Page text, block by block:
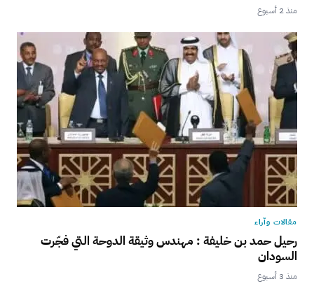
منذ 2 أسبوع
مقالات وآراء
رحيل حمد بن خليفة : مهندس وثيقة الدوحة التي فجّرت
السودان
منذ 3 أسبوع